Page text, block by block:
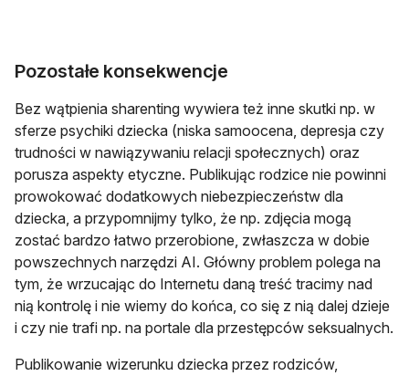
Pozostałe konsekwencje
Bez wątpienia sharenting wywiera też inne skutki np. w
sferze psychiki dziecka (niska samoocena, depresja czy
trudności w nawiązywaniu relacji społecznych) oraz
porusza aspekty etyczne. Publikując rodzice nie powinni
prowokować dodatkowych niebezpieczeństw dla
dziecka, a przypomnijmy tylko, że np. zdjęcia mogą
zostać bardzo łatwo przerobione, zwłaszcza w dobie
powszechnych narzędzi AI. Główny problem polega na
tym, że wrzucając do Internetu daną treść tracimy nad
nią kontrolę i nie wiemy do końca, co się z nią dalej dzieje
i czy nie trafi np. na portale dla przestępców seksualnych.
Publikowanie wizerunku dziecka przez rodziców,